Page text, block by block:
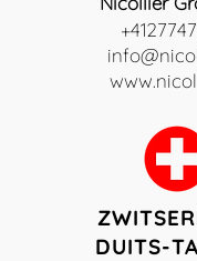
DUITS-